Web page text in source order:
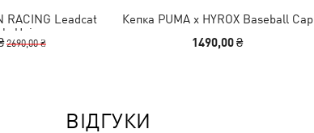
RACING Leadcat
Unisex
2690,00 ₴
Кепка PUMA x HYROX Baseball Cap
1490,00 ₴
ВІДГУКИ